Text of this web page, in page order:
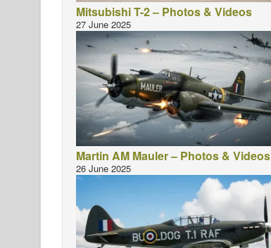
Mitsubishi T-2 – Photos & Videos
27 June 2025
Martin AM Mauler – Photos & Videos
26 June 2025